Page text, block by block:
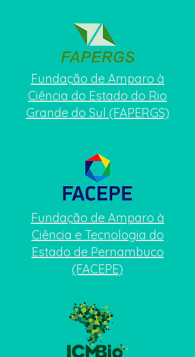
Fundação de Amparo à
Ciência do Estado do Rio
Grande do Sul (FAPERGS)
Fundação de Amparo à
Ciência e Tecnologia do
Estado de Pernambuco
(FACEPE)